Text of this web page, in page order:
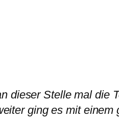
dieser Stelle mal die
ging es mit